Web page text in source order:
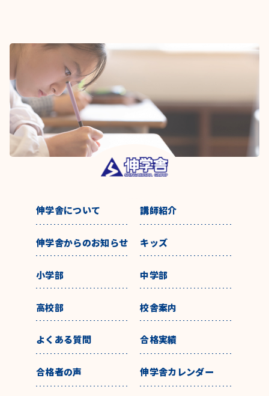
伸学舎について 講師紹介
伸学舎からのお知らせ キッズ
小学部 中学部
高校部 校舎案内
よくある質問 合格実績
合格者の声 伸学舎カレンダー